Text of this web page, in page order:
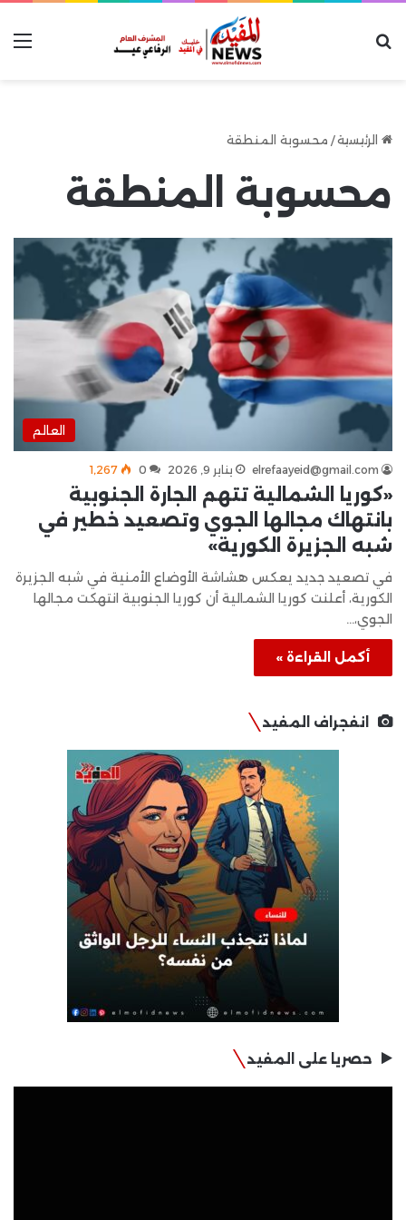
الرئيسية/ محسوبة المنطقة
محسوبة المنطقة
العالم
elrefaayeid@gmail.com يناير 9, 2026 0 1٬267
«كوريا الشمالية تتهم الجارة الجنوبية
بانتهاك مجالها الجوي وتصعيد خطير في
شبه الجزيرة الكورية»
في تصعيد جديد يعكس هشاشة الأوضاع الأمنية في شبه الجزيرة
الكورية، أعلنت كوريا الشمالية أن كوريا الجنوبية انتهكت مجالها
الجوي،…
أكمل القراءة »
انفجراف المفيد
حصريا على المفيد